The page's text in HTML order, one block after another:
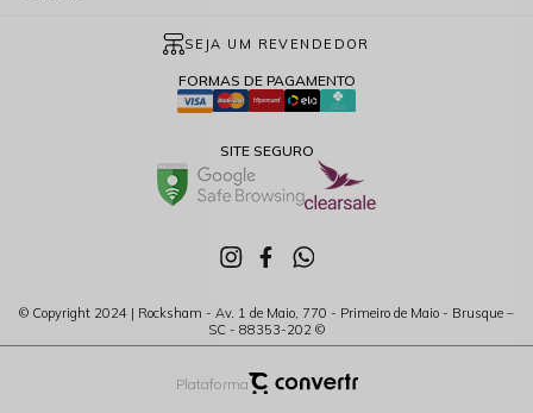
FORMAS DE PAGAMENTO
SITE SEGURO
SEJA UM REVENDEDOR
© Copyright 2024 | Rocksham - Av. 1 de Maio, 770 - Primeiro de Maio - Brusque –
SC - 88353-202 ©
Plataforma